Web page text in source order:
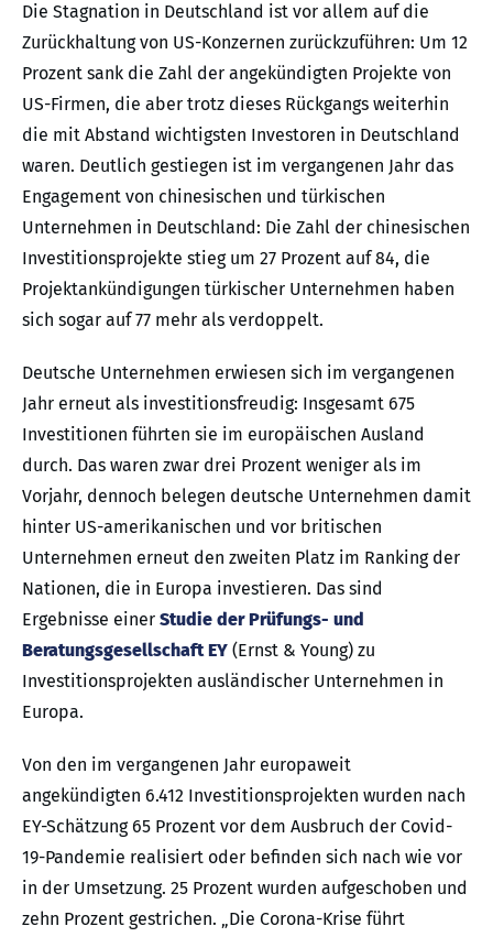
Die Stagnation in Deutschland ist vor allem auf die
Zurückhaltung von US-Konzernen zurückzuführen: Um 12
Prozent sank die Zahl der angekündigten Projekte von
US-Firmen, die aber trotz dieses Rückgangs weiterhin
die mit Abstand wichtigsten Investoren in Deutschland
waren. Deutlich gestiegen ist im vergangenen Jahr das
Engagement von chinesischen und türkischen
Unternehmen in Deutschland: Die Zahl der chinesischen
Investitionsprojekte stieg um 27 Prozent auf 84, die
Projektankündigungen türkischer Unternehmen haben
sich sogar auf 77 mehr als verdoppelt.
Deutsche Unternehmen erwiesen sich im vergangenen
Jahr erneut als investitionsfreudig: Insgesamt 675
Investitionen führten sie im europäischen Ausland
durch. Das waren zwar drei Prozent weniger als im
Vorjahr, dennoch belegen deutsche Unternehmen damit
hinter US-amerikanischen und vor britischen
Unternehmen erneut den zweiten Platz im Ranking der
Nationen, die in Europa investieren. Das sind
Ergebnisse einer Studie der Prüfungs- und
Beratungsgesellschaft EY (Ernst & Young) zu
Investitionsprojekten ausländischer Unternehmen in
Europa.
Von den im vergangenen Jahr europaweit
angekündigten 6.412 Investitionsprojekten wurden nach
EY-Schätzung 65 Prozent vor dem Ausbruch der Covid-
19-Pandemie realisiert oder befinden sich nach wie vor
in der Umsetzung. 25 Prozent wurden aufgeschoben und
zehn Prozent gestrichen. „Die Corona-Krise führt